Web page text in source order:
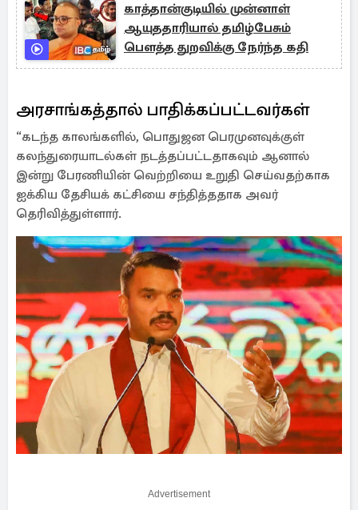
காத்தான்குடியில் முன்னாள்
ஆயுததாரியால் தமிழ்பேசும்
பௌத்த துறவிக்கு நேர்ந்த கதி
அரசாங்கத்தால் பாதிக்கப்பட்டவர்கள்
“கடந்த காலங்களில், பொதுஜன பெரமுனவுக்குள்
கலந்துரையாடல்கள் நடத்தப்பட்டதாகவும் ஆனால்
இன்று பேரணியின் வெற்றியை உறுதி செய்வதற்காக
ஐக்கிய தேசியக் கட்சியை சந்தித்ததாக அவர்
தெரிவித்துள்ளார்.
Advertisement